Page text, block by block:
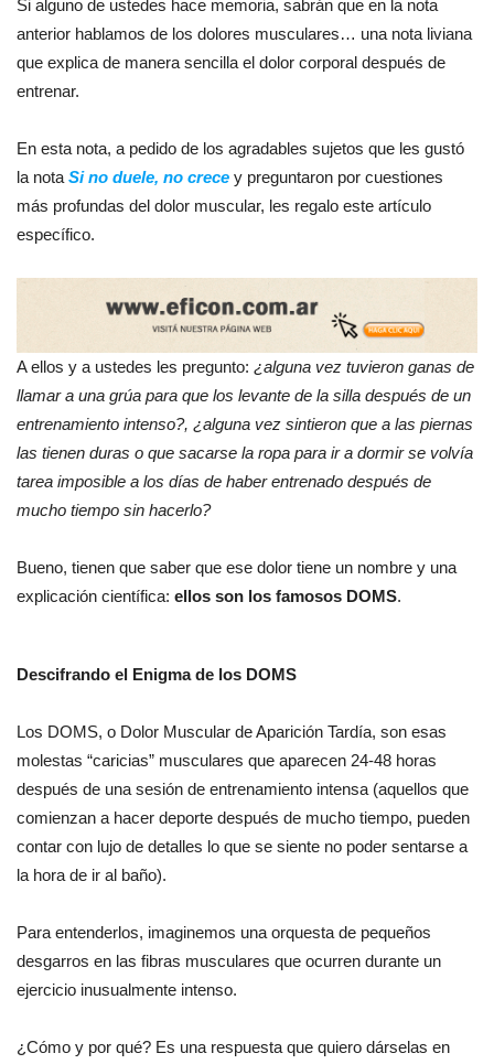
Si alguno de ustedes hace memoria, sabrán que en la nota
anterior hablamos de los dolores musculares… una nota liviana
que explica de manera sencilla el dolor corporal después de
entrenar.
En esta nota, a pedido de los agradables sujetos que les gustó
la nota Si no duele, no crece y preguntaron por cuestiones
más profundas del dolor muscular, les regalo este artículo
específico.
A ellos y a ustedes les pregunto: ¿alguna vez tuvieron ganas de
llamar a una grúa para que los levante de la silla después de un
entrenamiento intenso?, ¿alguna vez sintieron que a las piernas
las tienen duras o que sacarse la ropa para ir a dormir se volvía
tarea imposible a los días de haber entrenado después de
mucho tiempo sin hacerlo?
Bueno, tienen que saber que ese dolor tiene un nombre y una
explicación científica: ellos son los famosos DOMS.
Descifrando el Enigma de los DOMS
Los DOMS, o Dolor Muscular de Aparición Tardía, son esas
molestas “caricias” musculares que aparecen 24-48 horas
después de una sesión de entrenamiento intensa (aquellos que
comienzan a hacer deporte después de mucho tiempo, pueden
contar con lujo de detalles lo que se siente no poder sentarse a
la hora de ir al baño).
Para entenderlos, imaginemos una orquesta de pequeños
desgarros en las fibras musculares que ocurren durante un
ejercicio inusualmente intenso.
¿Cómo y por qué? Es una respuesta que quiero dárselas en